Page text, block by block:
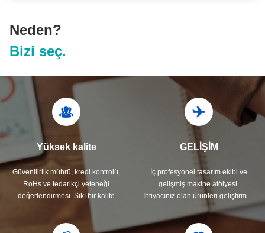
Neden?
Bizi seç.
Yüksek kalite
Güvenilirlik mührü, kredi kontrolü,
RoHs ve tedarikçi yeteneği
değerlendirmesi. Sıkı bir kalite
GELİŞİM
İç profesyonel tasarım ekibi ve
gelişmiş makine atölyesi.
İhtiyacınız olan ürünleri geliştirmek
için işbirliği yapabiliriz.